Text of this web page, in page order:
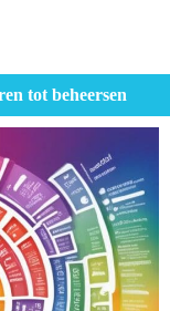
tot beheersen